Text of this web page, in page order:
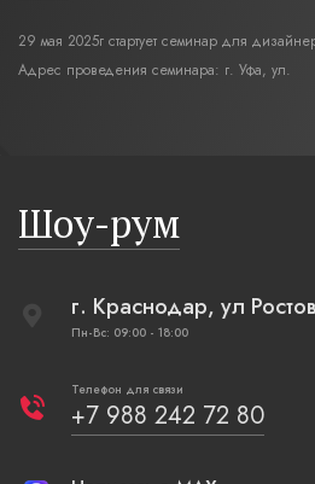
29 мая 2025г стартует семинар для
Адрес проведения семинара: г. Уфа, ул.
Шоу-рум
г. Краснодар, ул
Пн-Вс: 09:00 - 18:00
Телефон для связи
+7 988 242 72 80